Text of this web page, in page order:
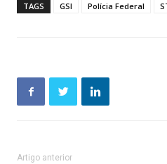
TAGS GSI Polícia Federal
Artigo anterior